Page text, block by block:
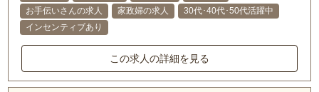
お手伝いさんの求人
家政婦の求人
30代･40代･50代活躍中
インセンティブあり
この求人の詳細を見る